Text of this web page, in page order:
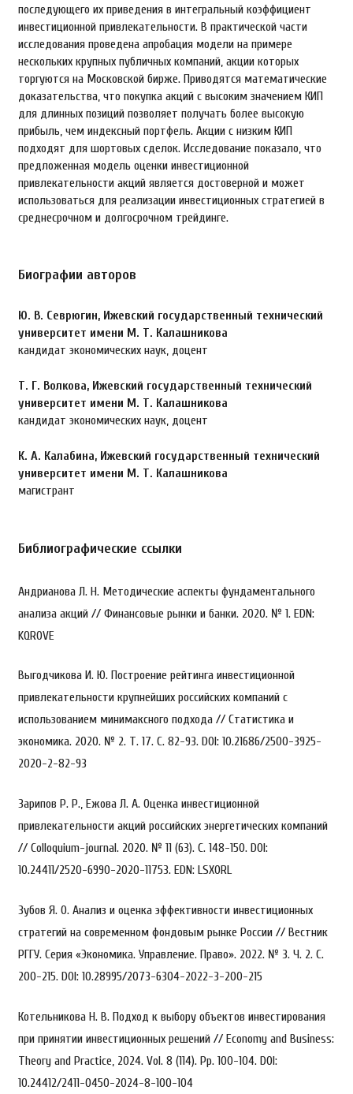
последующего их приведения в интегральный коэффициент
инвестиционной привлекательности. В практической части
исследования проведена апробация модели на примере
нескольких крупных публичных компаний, акции которых
торгуются на Московской бирже. Приводятся математические
доказательства, что покупка акций с высоким значением КИП
для длинных позиций позволяет получать более высокую
прибыль, чем индексный портфель. Акции с низким КИП
подходят для шортовых сделок. Исследование показало, что
предложенная модель оценки инвестиционной
привлекательности акций является достоверной и может
использоваться для реализации инвестиционных стратегией в
среднесрочном и долгосрочном трейдинге.
Биографии авторов
Ю. В. Севрюгин, Ижевский государственный технический
университет имени М. Т. Калашникова
кандидат экономических наук, доцент
Т. Г. Волкова, Ижевский государственный технический
университет имени М. Т. Калашникова
кандидат экономических наук, доцент
К. А. Калабина, Ижевский государственный технический
университет имени М. Т. Калашникова
магистрант
Библиографические ссылки
Андрианова Л. Н. Методические аспекты фундаментального
анализа акций // Финансовые рынки и банки. 2020. № 1. EDN:
KQROVE
Выгодчикова И. Ю. Построение рейтинга инвестиционной
привлекательности крупнейших российских компаний с
использованием минимаксного подхода // Статистика и
экономика. 2020. № 2. Т. 17. С. 82-93. DOI: 10.21686/2500-3925-
2020-2-82-93
Зарипов Р. Р., Ежова Л. А. Оценка инвестиционной
привлекательности акций российских энергетических компаний
// Colloquium-journal. 2020. № 11 (63). С. 148-150. DOI:
10.24411/2520-6990-2020-11753. EDN: LSXORL
Зубов Я. О. Анализ и оценка эффективности инвестиционных
стратегий на современном фондовым рынке России // Вестник
РГГУ. Серия «Экономика. Управление. Право». 2022. № 3. Ч. 2. С.
200-215. DOI: 10.28995/2073-6304-2022-3-200-215
Котельникова Н. В. Подход к выбору объектов инвестирования
при принятии инвестиционных решений // Economy and Business:
Theory and Practice, 2024. Vol. 8 (114). Pp. 100-104. DOI:
10.24412/2411-0450-2024-8-100-104